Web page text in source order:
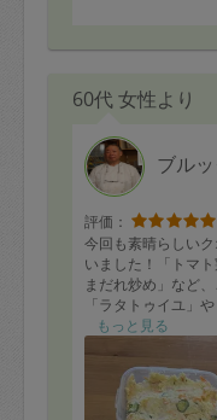
60代 女性より
ブル
評価：
今回も素晴らしい
いました！「トマ
まだれ炒め」など
「ラタトゥイユ」
な副菜まで、「塩
など、自分ではな
あり、毎日の食卓
けも優しく丁寧で
願いします。
もっと見る